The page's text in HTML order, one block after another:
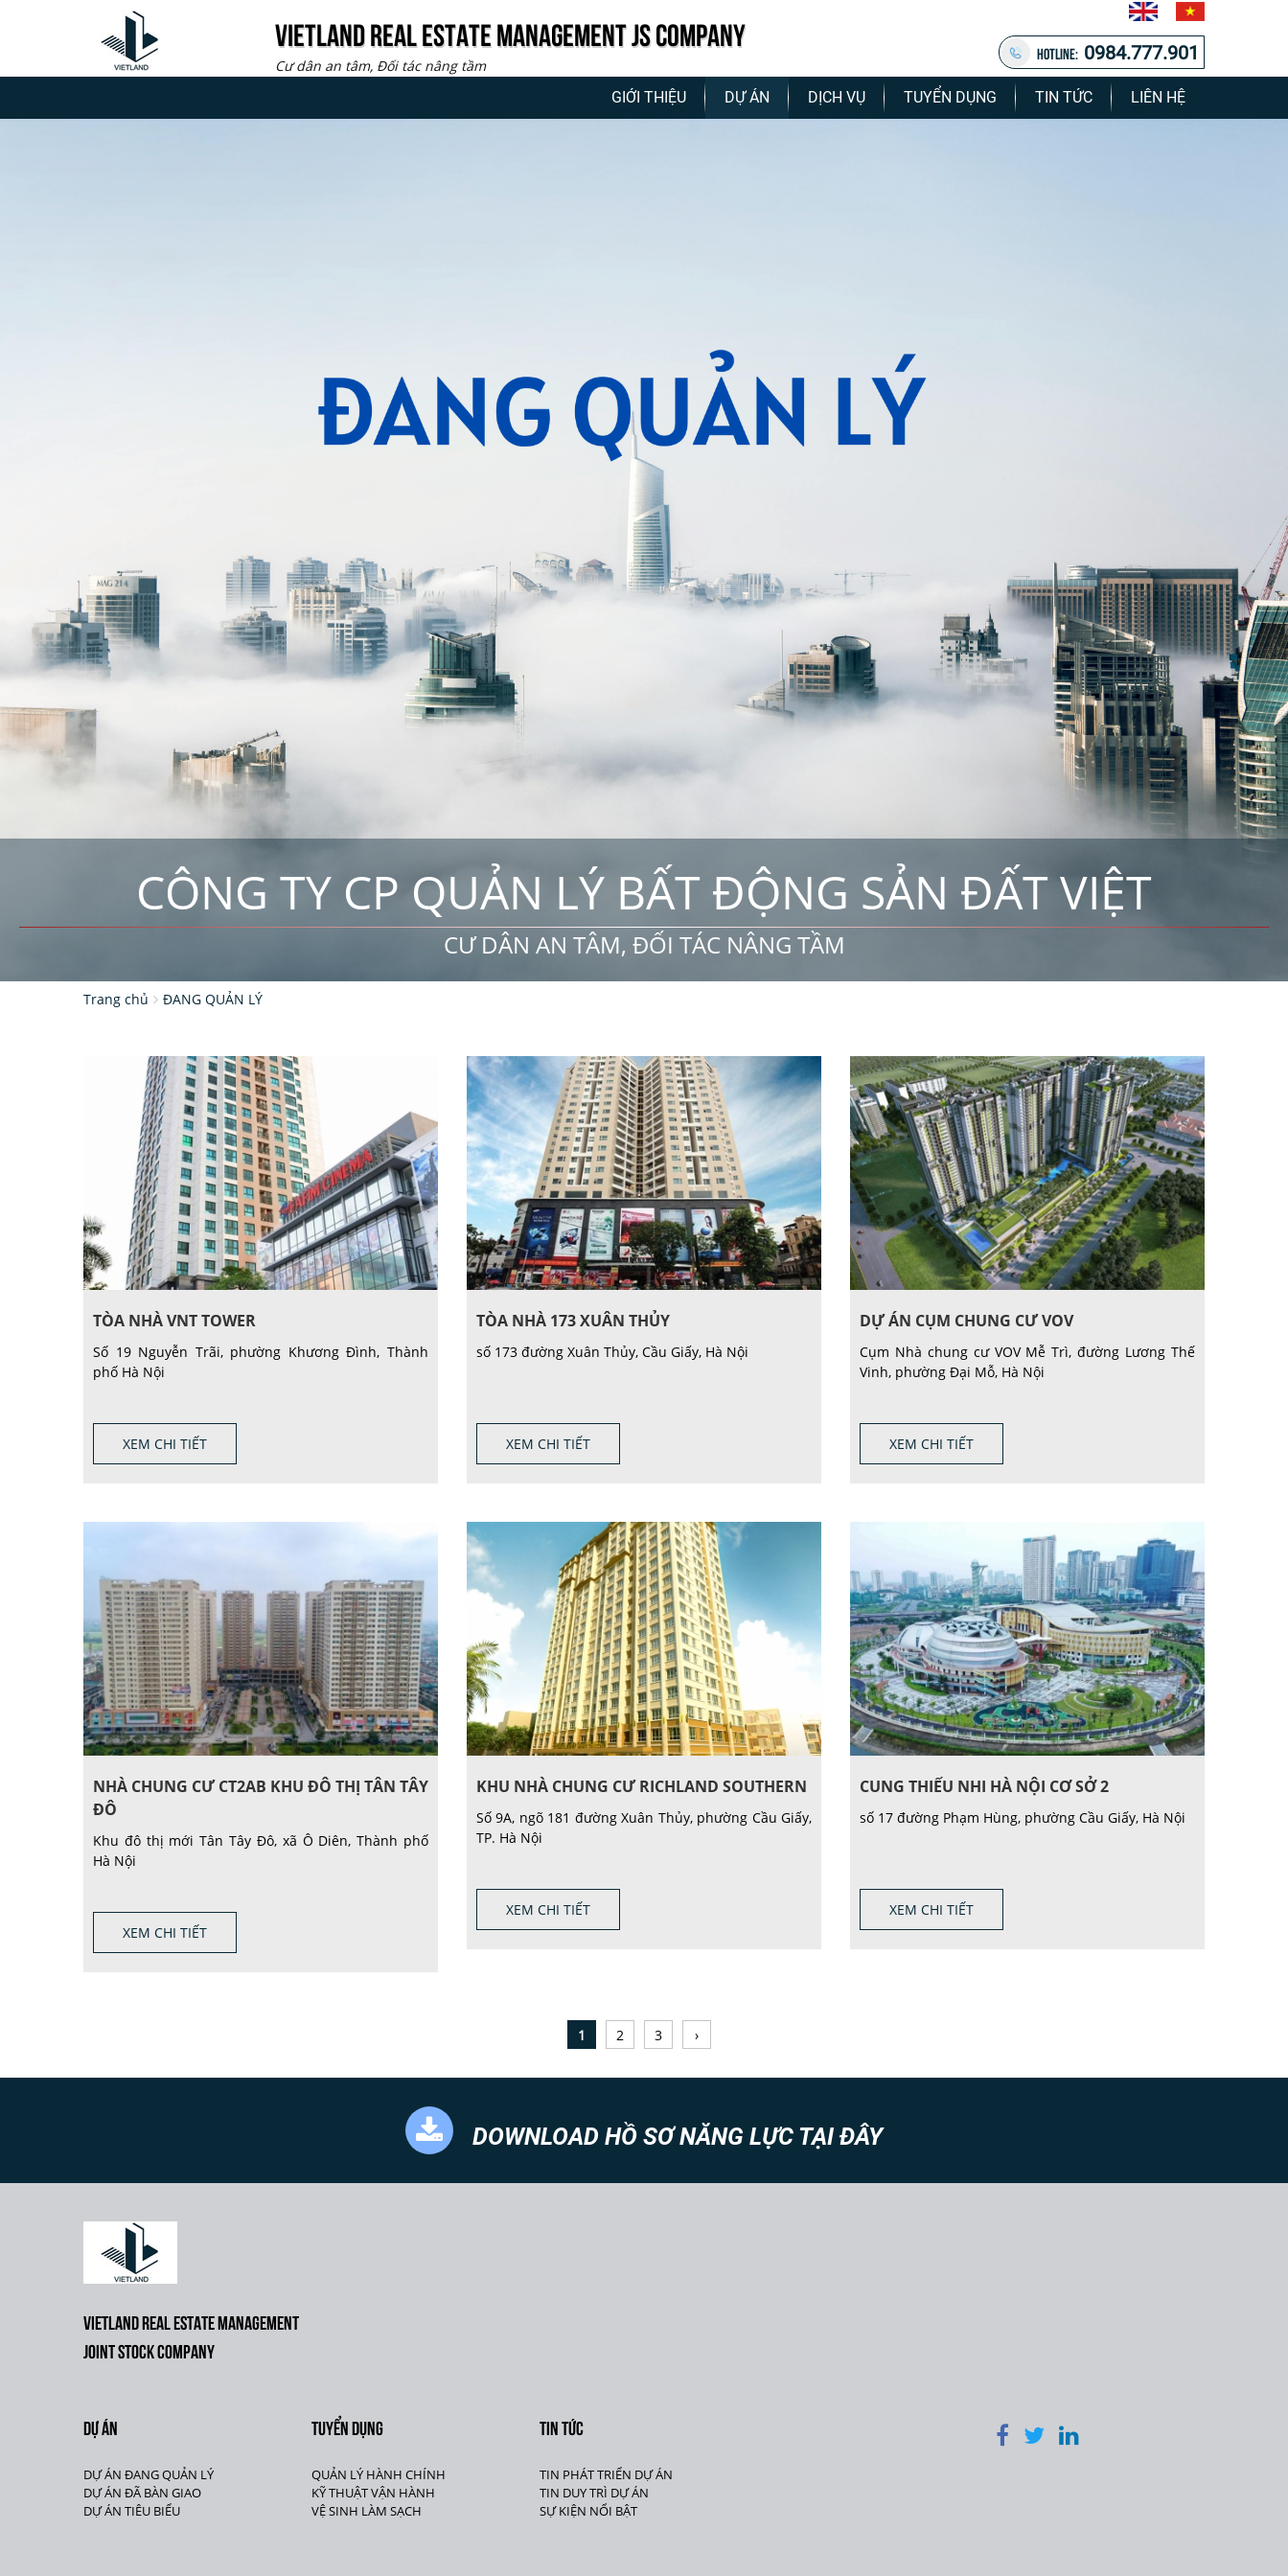
VIETLAND REAL ESTATE MANAGEMENT JS COMPANY
Cư dân an tâm, Đối tác nâng tầm
HOTLINE: 0984.777.901
GIỚI THIỆU DỰ ÁN DỊCH VỤ TUYỂN DỤNG TIN TỨC LIÊN HỆ
CÔNG TY CP QUẢN LÝ BẤT ĐỘNG SẢN ĐẤT VIỆT
CƯ DÂN AN TÂM, ĐỐI TÁC NÂNG TẦM
Trang chủ ĐANG QUẢN LÝ
TÒA NHÀ VNT TOWER
Số 19 Nguyễn Trãi, phường Khương Đình, Thành
phố Hà Nội
XEM CHI TIẾT
TÒA NHÀ 173 XUÂN THỦY
số 173 đường Xuân Thủy, Cầu Giấy, Hà Nội
XEM CHI TIẾT
DỰ ÁN CỤM CHUNG CƯ VOV
Cụm Nhà chung cư VOV Mễ Trì, đường Lương Thế
Vinh, phường Đại Mỗ, Hà Nội
XEM CHI TIẾT
NHÀ CHUNG CƯ CT2AB KHU ĐÔ THỊ TÂN TÂY
ĐÔ
Khu đô thị mới Tân Tây Đô, xã Ô Diên, Thành phố
Hà Nội
XEM CHI TIẾT
KHU NHÀ CHUNG CƯ RICHLAND SOUTHERN
Số 9A, ngõ 181 đường Xuân Thủy, phường Cầu Giấy,
TP. Hà Nội
XEM CHI TIẾT
CUNG THIẾU NHI HÀ NỘI CƠ SỞ 2
số 17 đường Phạm Hùng, phường Cầu Giấy, Hà Nội
XEM CHI TIẾT
1 2 3 ›
DOWNLOAD HỒ SƠ NĂNG LỰC TẠI ĐÂY
VIETLAND REAL ESTATE MANAGEMENT
JOINT STOCK COMPANY
DỰ ÁN
DỰ ÁN ĐANG QUẢN LÝ
DỰ ÁN ĐÃ BÀN GIAO
DỰ ÁN TIÊU BIỂU
TUYỂN DỤNG
QUẢN LÝ HÀNH CHÍNH
KỸ THUẬT VẬN HÀNH
VỆ SINH LÀM SẠCH
TIN TỨC
TIN PHÁT TRIỂN DỰ ÁN
TIN DUY TRÌ DỰ ÁN
SỰ KIỆN NỔI BẬT